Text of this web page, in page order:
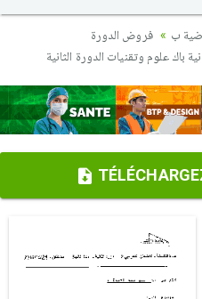
ب
فروض الدورة